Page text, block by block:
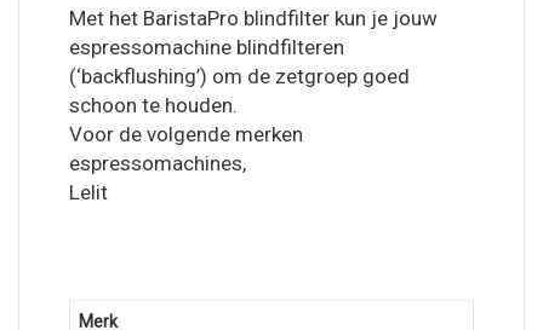
Met het BaristaPro blindfilter kun je jouw
espressomachine blindfilteren
(‘backflushing’) om de zetgroep goed
schoon te houden.
Voor de volgende merken
espressomachines,
Lelit
Merk